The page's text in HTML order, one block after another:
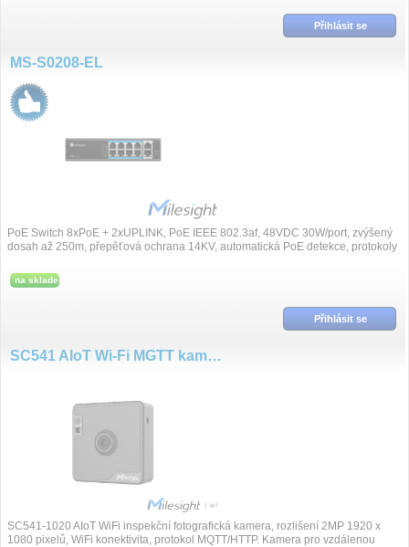
Přihlásit se
MS-S0208-EL
PoE Switch 8xPoE + 2xUPLINK, PoE IEEE 802.3af, 48VDC 30W/port, zvýšený
dosah až 250m, přepěťová ochrana 14KV, automatická PoE detekce, protokoly
na sklade
Přihlásit se
SC541 AIoT Wi-Fi MGTT kamera pro inspekční snímaní
SC541-1020 AIoT WiFi inspekční fotografická kamera, rozlišení 2MP 1920 x
1080 pixelů, WiFi konektivita, protokol MQTT/HTTP. Kamera pro vzdálenou